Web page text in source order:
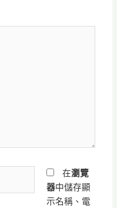
在瀏覽
器中儲存顯
示名稱、電